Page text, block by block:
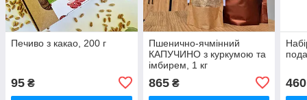
Печиво з какао, 200 г
95 ₴
Пшенично-ячмінний
КАПУЧИНО з куркумою та
імбирем, 1 кг
865₴ 460